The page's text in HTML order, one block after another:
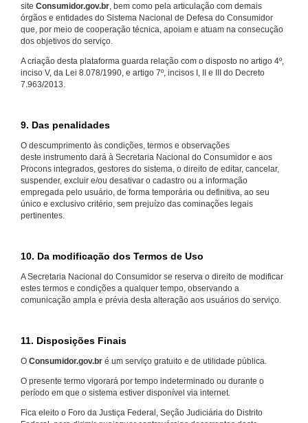
site Consumidor.gov.br, bem como pela articulação com demais
órgãos e entidades do Sistema Nacional de Defesa do Consumidor
que, por meio de cooperação técnica, apoiam e atuam na consecução
dos objetivos do serviço.
A criação desta plataforma guarda relação com o disposto no artigo 4º,
inciso V, da Lei 8.078/1990, e artigo 7º, incisos I, II e III do Decreto
7.963/2013.
9. Das penalidades
O descumprimento às condições, termos e observações
deste instrumento dará à Secretaria Nacional do Consumidor e aos
Procons integrados, gestores do sistema, o direito de editar, cancelar,
suspender, excluir e/ou desativar o cadastro ou a informação
empregada pelo usuário, de forma temporária ou definitiva, ao seu
único e exclusivo critério, sem prejuízo das cominações legais
pertinentes.
10. Da modificação dos Termos de Uso
A Secretaria Nacional do Consumidor se reserva o direito de modificar
estes termos e condições a qualquer tempo, observando a
comunicação ampla e prévia desta alteração aos usuários do serviço.
11. Disposições Finais
O Consumidor.gov.br é um serviço gratuito e de utilidade pública.
O presente termo vigorará por tempo indeterminado ou durante o
período em que o sistema estiver disponível via internet.
Fica eleito o Foro da Justiça Federal, Seção Judiciária do Distrito